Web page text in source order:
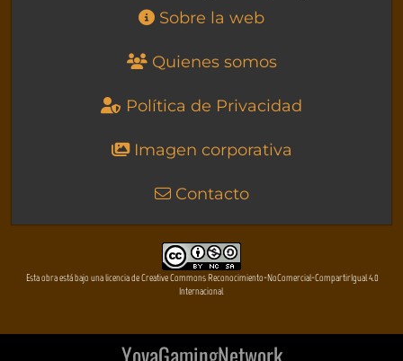
Sobre la web
Quienes somos
Política de Privacidad
Imagen corporativa
Contacto
Esta obra está bajo una licencia de Creative Commons Reconocimiento-NoComercial-CompartirIgual 4.0
Internacional